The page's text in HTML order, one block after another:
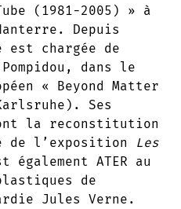
(1981-2005) » à
Depuis
est chargée de
dans le
« Beyond Matter
Ses
la reconstitution
l’exposition
Les
ATER au
de
Jules Verne.